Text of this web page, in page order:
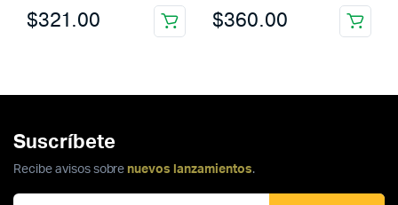
$321.00 $360.00
Suscríbete
Recibe avisos sobre nuevos lanzamientos.